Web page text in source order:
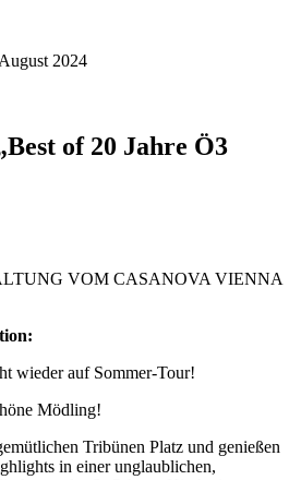
2024
of 20 Jahre Ö3
VOM CASANOVA VIENNA
wieder auf Sommer-Tour!
Mödling!
Tribünen Platz und genießen
in einer unglaublichen,